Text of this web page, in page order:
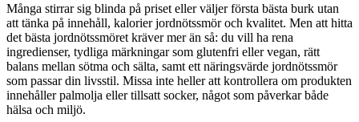
Många stirrar sig blinda på priset eller väljer första bästa burk utan
att tänka på innehåll, kalorier jordnötssmör och kvalitet. Men att hitta
det bästa jordnötssmöret kräver mer än så: du vill ha rena
ingredienser, tydliga märkningar som glutenfri eller vegan, rätt
balans mellan sötma och sälta, samt ett näringsvärde jordnötssmör
som passar din livsstil. Missa inte heller att kontrollera om produkten
innehåller palmolja eller tillsatt socker, något som påverkar både
hälsa och miljö.